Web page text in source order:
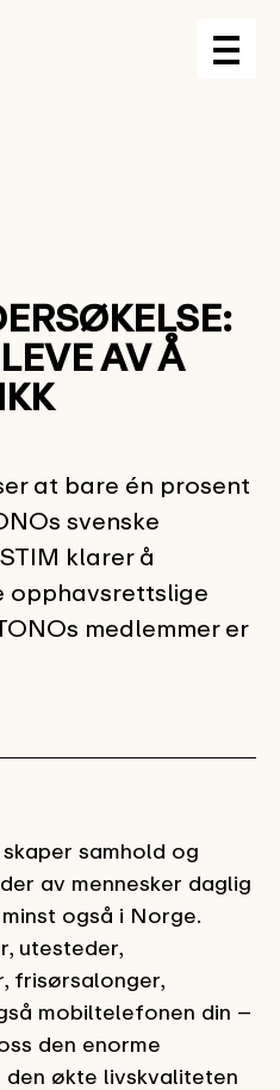
AV Å
at bare én prosent
svenske
klarer å
opphavsrettslige
medlemmer er
samhold og
av mennesker daglig
også i Norge.
utesteder,
frisørsalonger,
mobiltelefonen din –
den enorme
den økte livskvaliteten